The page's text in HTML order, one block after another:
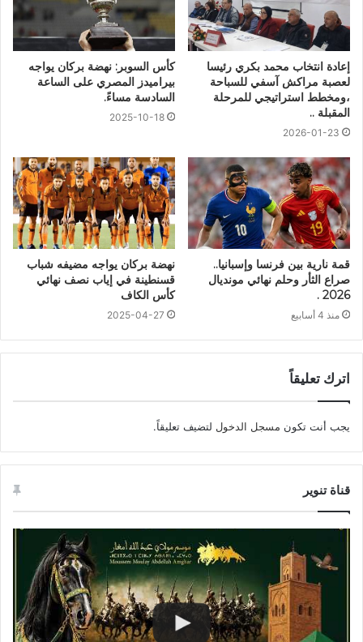
إعادة انتخاب محمد بكري رئيسا
لعصبة مراكش آسفي للسباحة
،ومخطط استراتيجي للمرحلة
المقبلة ..
2026-01-23
كأس السوبر: نهضة بركان يواجه
بيراميدز المصري على الساعة
السادسة مساءً.
2025-10-18
قمة نارية بين فرنسا وإسبانيا..
صراع الثأر وحلم نهائي مونديال
2026 .
منذ 4 أسابيع
نهضة بركان يواجه مضيفه شباب
قسنطينة في إياب نصف نهائي
كأس الكاف
2025-04-27
اترك تعليقاً
يجب أنت تكون مسجل الدخول لتضيف تعليقاً.
قناة تنوير